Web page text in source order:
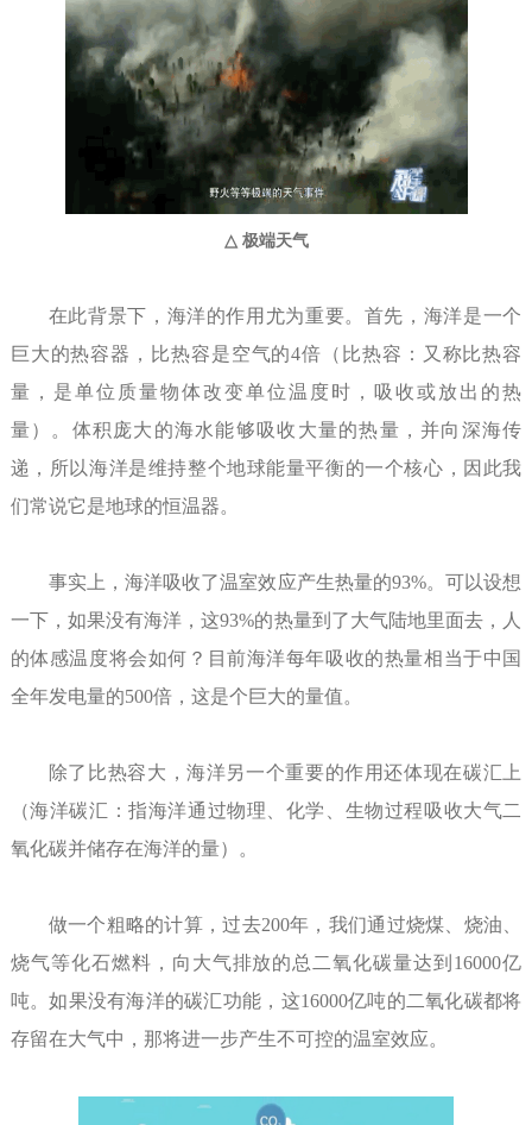
△极端天气
在此背景下，海洋的作用尤为重要。首先，海洋是一个
巨大的热容器，比热容是空气的4倍（比热容：又称比热容
量，是单位质量物体改变单位温度时，吸收或放出的热
量）。体积庞大的海水能够吸收大量的热量，并向深海传
递，所以海洋是维持整个地球能量平衡的一个核心，因此我
们常说它是地球的恒温器。
事实上，海洋吸收了温室效应产生热量的93%。可以设想
一下，如果没有海洋，这93%的热量到了大气陆地里面去，人
的体感温度将会如何？目前海洋每年吸收的热量相当于中国
全年发电量的500倍，这是个巨大的量值。
除了比热容大，海洋另一个重要的作用还体现在碳汇上
（海洋碳汇：指海洋通过物理、化学、生物过程吸收大气二
氧化碳并储存在海洋的量）。
做一个粗略的计算，过去200年，我们通过烧煤、烧油、
烧气等化石燃料，向大气排放的总二氧化碳量达到16000亿
吨。如果没有海洋的碳汇功能，这16000亿吨的二氧化碳都将
存留在大气中，那将进一步产生不可控的温室效应。